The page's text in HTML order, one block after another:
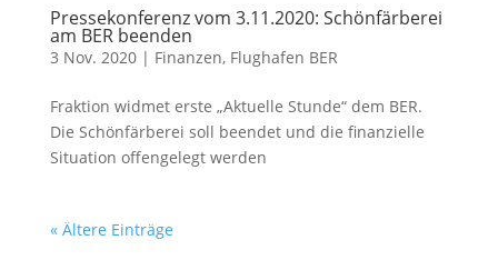
Pressekonferenz vom 3.11.2020: Schönfärberei
am BER beenden
3 Nov. 2020| Finanzen, Flughafen BER
Fraktion widmet erste „Aktuelle Stunde“ dem BER.
Die Schönfärberei soll beendet und die finanzielle
Situation offengelegt werden
« Ältere Einträge